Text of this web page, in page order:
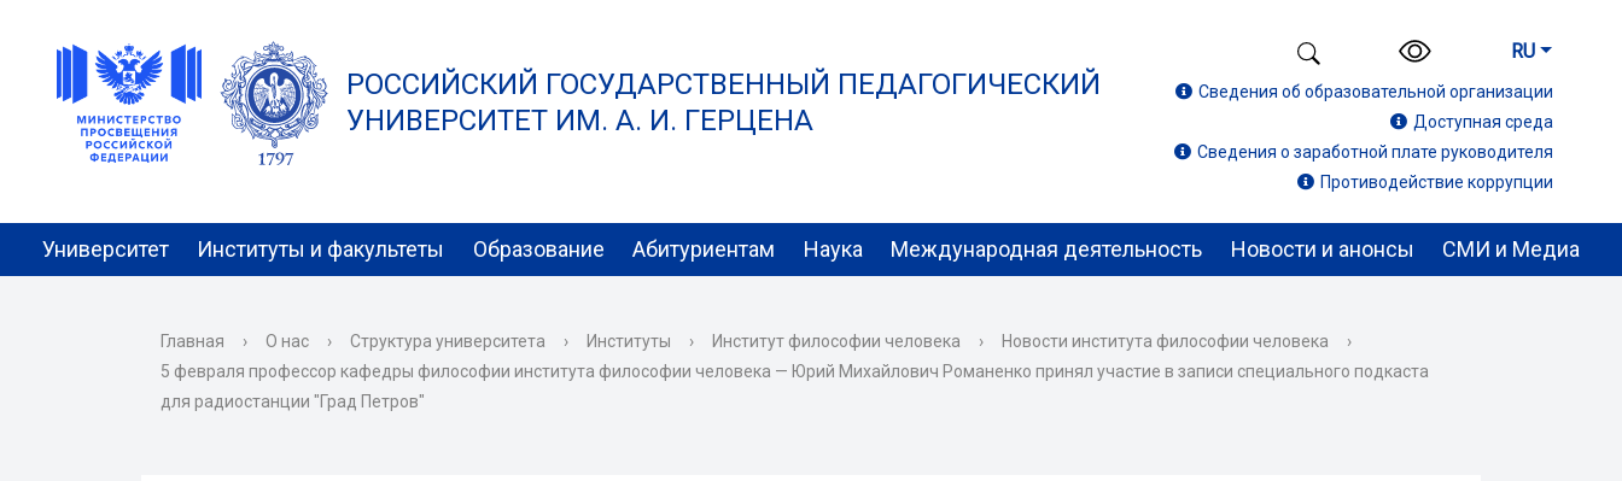
РОССИЙСКИЙ ГОСУДАРСТВЕННЫЙ ПЕДАГОГИЧЕСКИЙ
УНИВЕРСИТЕТ ИМ. А. И. ГЕРЦЕНА
RU
Сведения об образовательной организации
Доступная среда
Сведения о заработной плате руководителя
Противодействие коррупции
Университет Институты и факультеты Образование Абитуриентам Наука Международная деятельность Новости и анонсы СМИ и Медиа
Главная › О нас › Структура университета › Институты › Институт философии человека › Новости института философии человека
›
5 февраля профессор кафедры философии института философии человека — Юрий Михайлович Романенко принял участие в записи специального подкаста
для радиостанции "Град Петров"